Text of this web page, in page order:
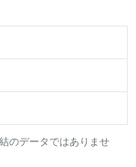
のデータではありませ